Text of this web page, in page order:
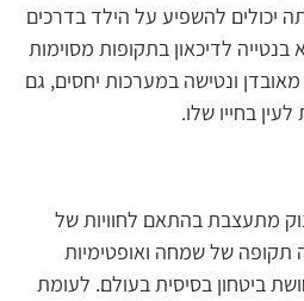
יכולים להשפיע על הילד בדרכים
לדיכאון בתקופות מסוימות
ונטישה במערכות יחסים, גם
בחייו שלו.
מתעצבת בהתאם לחוויות של
של שמחה ואופטימיות
ביטחון בסיסית בעולם. לעומת